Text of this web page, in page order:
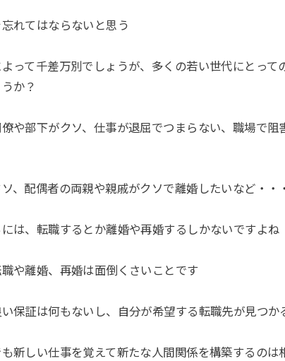
れてはならないと思う
って千差万別でしょうが、多くの若い世代にとって
か？
や部下がクソ、仕事が退屈でつまらない、職場で阻
、配偶者の両親や親戚がクソで離婚したいなど・・・
は、転職するとか離婚や再婚するしかないですよね
や離婚、再婚は面倒くさいことです
保証は何もないし、自分が希望する転職先が見つか
新しい仕事を覚えて新たな人間関係を構築するのは